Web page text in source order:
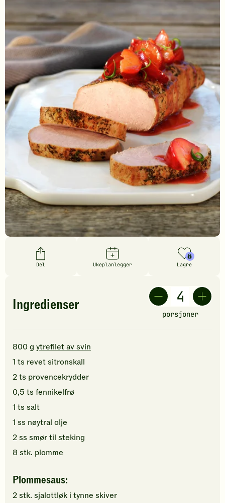
Del Ukeplanlegger Lagre
Ingredienser
porsjoner
800g ytrefilet av svin
1 ts revet sitronskall
2ts provencekrydder
0,5 ts fennikelfrø
1 ts salt
1 ss nøytral olje
2ss smørtil steking
8 stk. plomme
Plommesaus:
2stk. sjalottløk i tynne skiver